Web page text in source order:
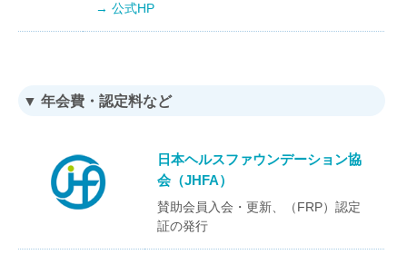
→ 公式HP
▼ 年会費・認定料など
日本ヘルスファウンデーション協
会（JHFA）
賛助会員入会・更新、（FRP）認定
証の発行